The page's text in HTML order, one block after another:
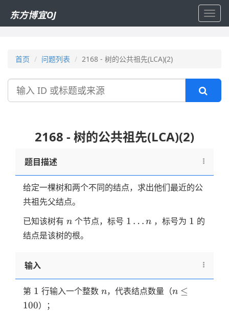
东方博宜OJ
首页 问题列表 2168 - 树的公共祖先(LCA)(2)
搜
2168 - 树的公共祖先(LCA)(2)
题目描述
给定一棵树和两个不同的结点，求出他们最近的公
共祖先父结点。
已知该树有 n
n 个节点，标号 1
1 … n ，标号为 1
1 的
结点是该树的根。
输入
第 1
1 行输入一个整数 n
n，代表结点数量（n≤100
n ≤
100）；